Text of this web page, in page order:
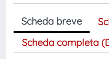
Scheda breve
Scheda completa